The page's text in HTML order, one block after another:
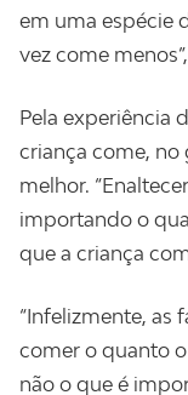
em uma espécie
vez come
Pela experiência
criança come, no
melhor.
importando o
que a criança
“Infelizmente, as
comer o quanto
não o que é